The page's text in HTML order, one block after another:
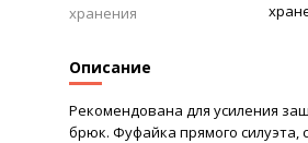
Описание
Рекомендована для усиления
брюк. Фуфайка прямого
хранения